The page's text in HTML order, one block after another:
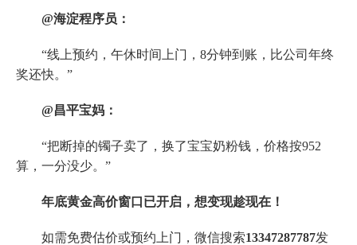
@海淀程序员：
“线上预约，午休时间上门，8分钟到账，比公司年终
奖还快。”
@昌平宝妈：
“把断掉的镯子卖了，换了宝宝奶粉钱，价格按952
算，一分没少。”
年底黄金高价窗口已开启，想变现趁现在！
如需免费估价或预约上门，微信搜索13347287787发